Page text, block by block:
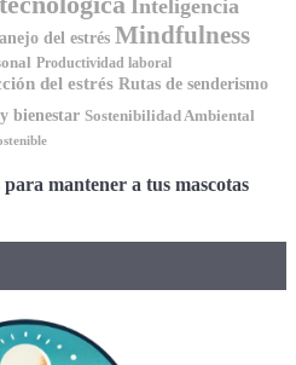
Inteligencia
del estrés Mindfulness
Productividad laboral
del estrés Rutas de senderismo
bienestar Sostenibilidad Ambiental
para mantener a tus mascotas